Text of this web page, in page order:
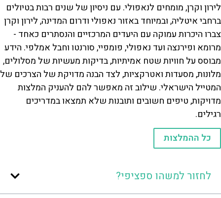
לירון וקרן, מומחים לנאפולי. עם ניסיון של שנים רבות בטיולים
ברחבי איטליה, ובמיוחד באזור נאפולי ודרום המדינה, לירון וקרן
צברו היכרות עמוקה עם היעדים המרכזיים והנסתרים כאחד -
מרומא ופירנצה ועד נאפולי, פומפיי, סורנטו וחבל אמלפי. הידע
מבוסס על חוויות שטח אמיתיות, בדיקות מעשיות של מסלולים,
מלונות, מסעדות ואטרקציות, לצד הבנה מדויקת של הצרכים של
המטייל הישראלי. שילוב זה מאפשר להם להעניק המלצות
מדויקות, טיפים חשובים ותובנות שלא תמצאו במדריכים
רגילים.
כל ההמלצות
לחזור למשהו ספציפי?